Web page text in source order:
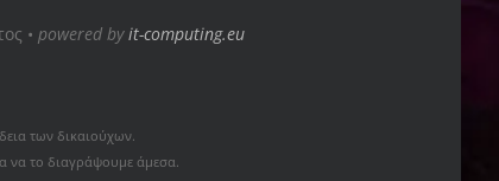
• powered byit-computing.eu
των δικαιούχων.
να το διαγράψουμε άμεσα.